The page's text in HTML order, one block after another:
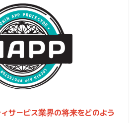
サービス業界の将来をどのよう